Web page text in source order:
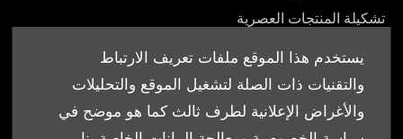
يستخدم هذا الموقع ملفات تعريف الارتباط
والتقنيات ذات الصلة لتشغيل الموقع والتحليلات
والأغراض الإعلانية لطرف ثالث كما هو موضح في
تشكيلة المنتجات العصرية